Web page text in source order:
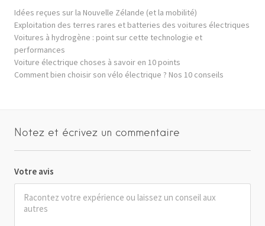
Idées reçues sur la Nouvelle Zélande (et la mobilité)
Exploitation des terres rares et batteries des voitures électriques
Voitures à hydrogène : point sur cette technologie et
performances
Voiture électrique choses à savoir en 10 points
Comment bien choisir son vélo électrique ? Nos 10 conseils
Notez et écrivez un commentaire
Votre avis